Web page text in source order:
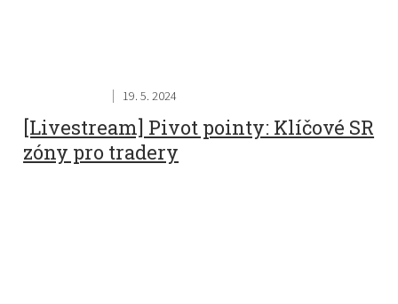
19. 5. 2024
[Livestream] Pivot pointy: Klíčové SR
zóny pro tradery